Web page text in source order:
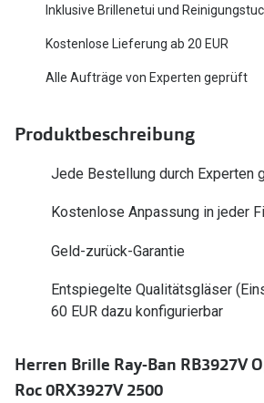
Ray-Ban Meta
Oakley Meta
Glaspakete
Glasveredelungen
Brillenglas Typen
Transitions Gläser
Stellest®-Brillengläser
Inklusive Brillenetui und
Kostenlose Lieferung ab 20 EUR
Alle Aufträge von Experten geprüft
Produktbeschreibung
Jede Bestellung durch Experten
Kostenlose Anpassung in jeder
Geld-zurück-Garantie
Entspiegelte Qualitätsgläser
60 EUR dazu konfigurierbar
Herren Brille Ray-Ban RB3927V
Roc 0RX3927V 2500